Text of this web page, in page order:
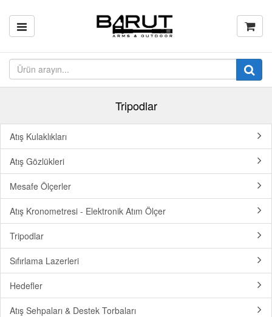
Tripodlar
Atış Kulaklıkları
Atış Gözlükleri
Mesafe Ölçerler
Atış Kronometresi - Elektronik Atım Ölçer
Tripodlar
Sıfırlama Lazerleri
Hedefler
Atış Sehpaları & Destek Torbaları